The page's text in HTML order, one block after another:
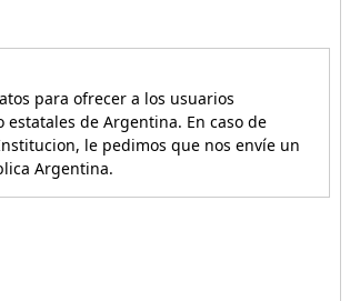
para ofrecer a los usuarios
de Argentina. En caso de
le pedimos que nos envíe un
Argentina.